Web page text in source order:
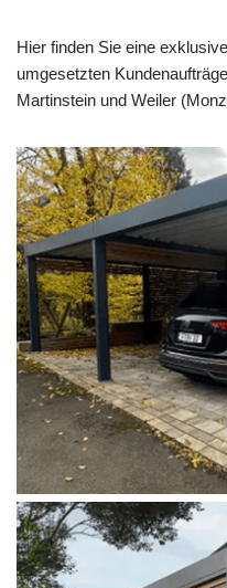
Hier finden Sie eine
umgesetzten
Martinstein und Weiler